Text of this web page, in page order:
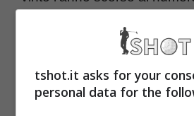
questa edizione.
Quanti campioni
tshot.it asks for your
personal data for the